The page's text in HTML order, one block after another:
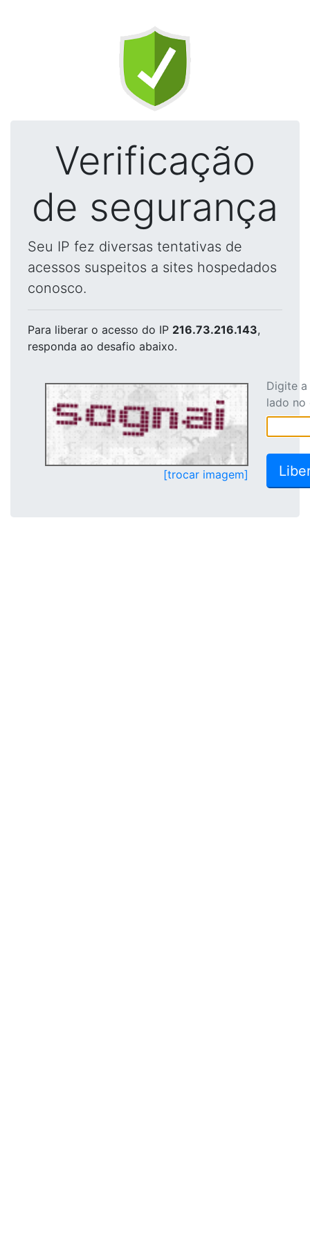
Verificação
de segurança
Seu IP fez diversas tentativas de
acessos suspeitos a sites hospedados
conosco.
Para liberar o acesso do IP 216.73.216.143,
responda ao desafio abaixo.
[trocar imagem]
Digite
lado no